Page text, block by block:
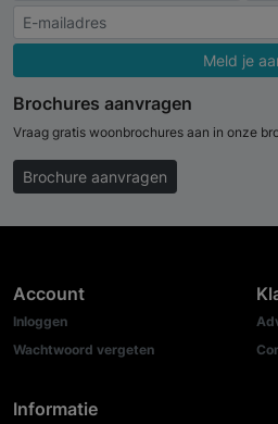
Meld je
Brochures aanvragen
Vraag gratis woonbrochures aan in onze
Brochure aanvragen
Account
Inloggen
Wachtwoord vergeten
Informatie